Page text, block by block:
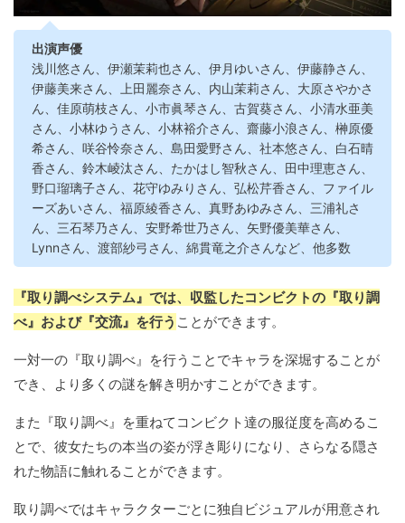
出演声優
浅川悠さん、伊瀬茉莉也さん、伊月ゆいさん、伊藤静さん、
伊藤美来さん、上田麗奈さん、内山茉莉さん、大原さやかさ
ん、佳原萌枝さん、小市眞琴さん、古賀葵さん、小清水亜美
さん、小林ゆうさん、小林裕介さん、齋藤小浪さん、榊原優
希さん、咲谷怜奈さん、島田愛野さん、社本悠さん、白石晴
香さん、鈴木崚汰さん、たかはし智秋さん、田中理恵さん、
野口瑠璃子さん、花守ゆみりさん、弘松芹香さん、ファイル
ーズあいさん、福原綾香さん、真野あゆみさん、三浦礼さ
ん、三石琴乃さん、安野希世乃さん、矢野優美華さん、
Lynnさん、渡部紗弓さん、綿貫竜之介さんなど、他多数
『取り調べシステム』では、収監したコンビクトの『取り調
べ』および『交流』を行う ことができます。
一対一の『取り調べ』を行うことでキャラを深堀することが
でき、より多くの謎を解き明かすことができます。
また『取り調べ』を重ねてコンビクト達の服従度を高めるこ
とで、彼女たちの本当の姿が浮き彫りになり、さらなる隠さ
れた物語に触れることができます。
取り調べではキャラクターごとに独自ビジュアルが用意され